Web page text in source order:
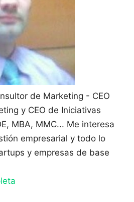
de Marketing - CEO
y CEO de Iniciativas
MBA, MMC... Me interesa
empresarial y todo lo
y empresas de base